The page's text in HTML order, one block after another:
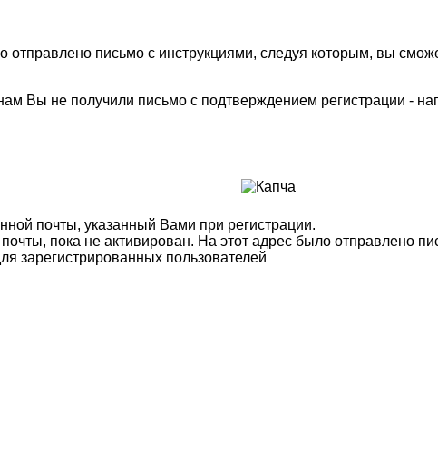
письмо с инструкциями, следуя которым, вы
Вы не получили письмо с подтверждением регистрации -
почты, указанный Вами при регистрации.
пока не активирован. На этот адрес было отправлено
зарегистрированных пользователей